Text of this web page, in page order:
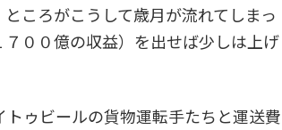
ころがこうして歳月が流れてしまっ
００億の収益）を出せば少しは上げ
ゥビールの貨物運転手たちと運送費